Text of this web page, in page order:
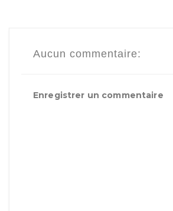
Aucun commentaire:
Enregistrer un commentaire